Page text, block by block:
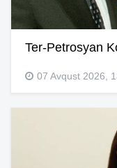
Ter-Petrosyan
07 Avqust 2026,